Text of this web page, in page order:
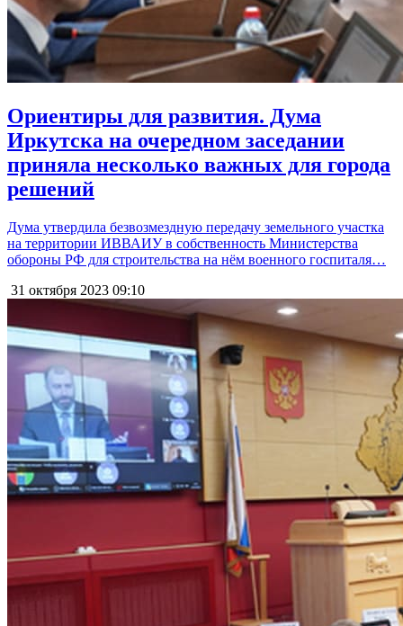
Ориентиры для развития. Дума
Иркутска на очередном заседании
приняла несколько важных для города
решений
Дума утвердила безвозмездную передачу земельного участка
на территории ИВВАИУ в собственность Министерства
обороны РФ для строительства на нём военного госпиталя…
31 октября 2023 09:10